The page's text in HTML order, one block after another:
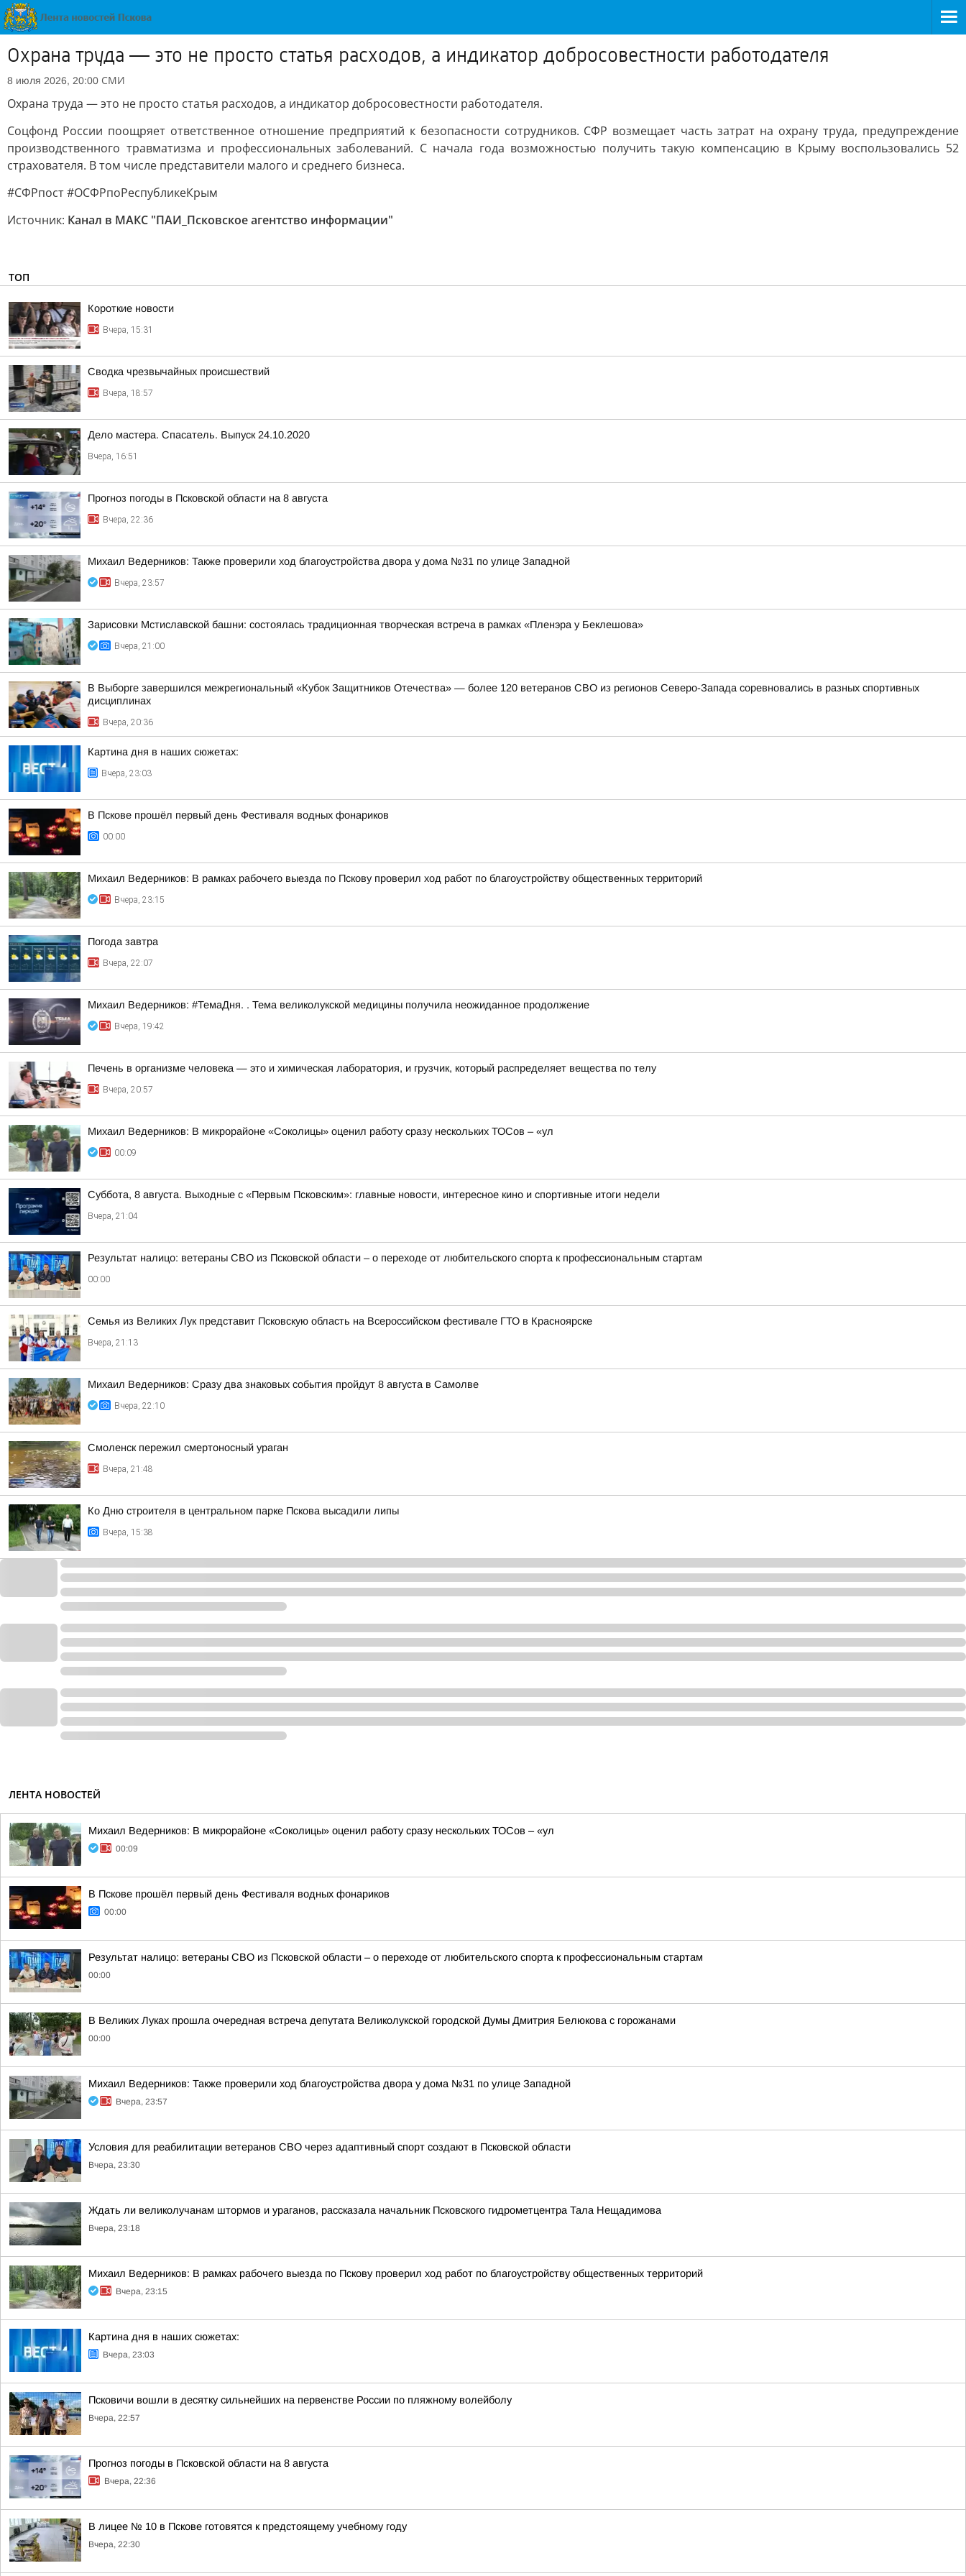
Охрана труда — это не просто статья расходов, а индикатор добросовестности работодателя
8 июля 2026, 20:00 СМИ
Охрана труда — это не просто статья расходов, а индикатор добросовестности работодателя.
Соцфонд России поощряет ответственное отношение предприятий к безопасности сотрудников. СФР возмещает часть затрат на охрану труда, предупреждение
производственного травматизма и профессиональных заболеваний. С начала года возможностью получить такую компенсацию в Крыму воспользовались 52
страхователя. В том числе представители малого и среднего бизнеса.
#СФРпост #ОСФРпоРеспубликеКрым
Источник: Канал в МАКС "ПАИ_Псковское агентство информации"
ТОП
Короткие новости
Вчера, 15:31
Сводка чрезвычайных происшествий
Вчера, 18:57
Дело мастера. Спасатель. Выпуск 24.10.2020
Вчера, 16:51
Прогноз погоды в Псковской области на 8 августа
Вчера, 22:36
Михаил Ведерников: Также проверили ход благоустройства двора у дома №31 по улице Западной
Вчера, 23:57
Зарисовки Мстиславской башни: состоялась традиционная творческая встреча в рамках «Пленэра у Беклешова»
Вчера, 21:00
В Выборге завершился межрегиональный «Кубок Защитников Отечества» — более 120 ветеранов СВО из регионов Северо-Запада соревновались в разных спортивных
дисциплинах
Вчера, 20:36
Картина дня в наших сюжетах:
Вчера, 23:03
В Пскове прошёл первый день Фестиваля водных фонариков
00:00
Михаил Ведерников: В рамках рабочего выезда по Пскову проверил ход работ по благоустройству общественных территорий
Вчера, 23:15
Погода завтра
Вчера, 22:07
Михаил Ведерников: #ТемаДня. . Тема великолукской медицины получила неожиданное продолжение
Вчера, 19:42
Печень в организме человека — это и химическая лаборатория, и грузчик, который распределяет вещества по телу
Вчера, 20:57
Михаил Ведерников: В микрорайоне «Соколицы» оценил работу сразу нескольких ТОСов – «ул
00:09
Суббота, 8 августа. Выходные с «Первым Псковским»: главные новости, интересное кино и спортивные итоги недели
Вчера, 21:04
Результат налицо: ветераны СВО из Псковской области – о переходе от любительского спорта к профессиональным стартам
00:00
Семья из Великих Лук представит Псковскую область на Всероссийском фестивале ГТО в Красноярске
Вчера, 21:13
Михаил Ведерников: Сразу два знаковых события пройдут 8 августа в Самолве
Вчера, 22:10
Смоленск пережил смертоносный ураган
Вчера, 21:48
Ко Дню строителя в центральном парке Пскова высадили липы
Вчера, 15:38
ЛЕНТА НОВОСТЕЙ
Михаил Ведерников: В микрорайоне «Соколицы» оценил работу сразу нескольких ТОСов – «ул
00:09
В Пскове прошёл первый день Фестиваля водных фонариков
00:00
Результат налицо: ветераны СВО из Псковской области – о переходе от любительского спорта к профессиональным стартам
00:00
В Великих Луках прошла очередная встреча депутата Великолукской городской Думы Дмитрия Белюкова с горожанами
00:00
Михаил Ведерников: Также проверили ход благоустройства двора у дома №31 по улице Западной
Вчера, 23:57
Условия для реабилитации ветеранов СВО через адаптивный спорт создают в Псковской области
Вчера, 23:30
Ждать ли великолучанам штормов и ураганов, рассказала начальник Псковского гидрометцентра Тала Нещадимова
Вчера, 23:18
Михаил Ведерников: В рамках рабочего выезда по Пскову проверил ход работ по благоустройству общественных территорий
Вчера, 23:15
Картина дня в наших сюжетах:
Вчера, 23:03
Псковичи вошли в десятку сильнейших на первенстве России по пляжному волейболу
Вчера, 22:57
Прогноз погоды в Псковской области на 8 августа
Вчера, 22:36
В лицее № 10 в Пскове готовятся к предстоящему учебному году
Вчера, 22:30